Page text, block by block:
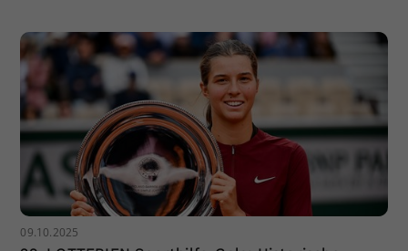
09.10.2025